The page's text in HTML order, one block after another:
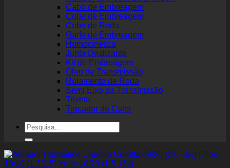
Cabo de Embreagem
Colar de Embreagem
Cubo de Roda
Garfo de Embreagem
Homocinética
Junta Deslizante
Kit de Embreagem
Óleo de Transmissão
Rolamento de Roda
Semi Eixo da Transmissão
Trizeta
Trocador de Calor
Pesquisar
por: